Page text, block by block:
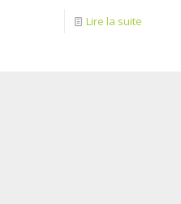
Lire la suite